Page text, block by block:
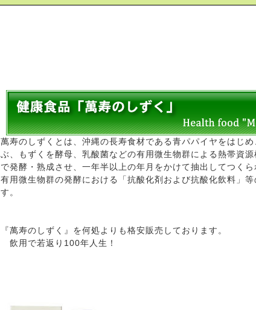
萬寿のしずくとは、沖縄の長寿食材である青パパイヤをはじ
ぶ、もずくを酵母、乳酸菌などの有用微生物群による熱帯資
で発酵・熟成させ、一年半以上の年月をかけて抽出してつく
有用微生物群の発酵における「抗酸化剤および抗酸化飲料」
す。
『萬寿のしずく』を何処よりも格安販売しております。
飲用で若返り100年人生！